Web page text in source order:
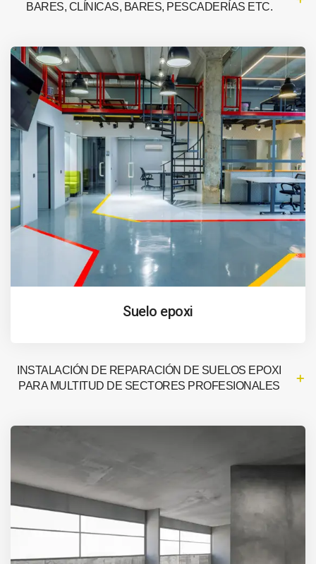
BARES, CLÍNICAS, BARES, PESCADERÍAS ETC.
Suelo epoxi
INSTALACIÓN DE REPARACIÓN DE SUELOS EPOXI
PARA MULTITUD DE SECTORES PROFESIONALES